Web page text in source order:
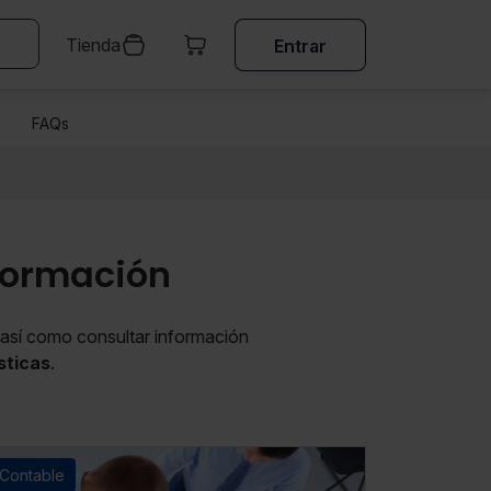
Tienda Entrar
FAQs
como consultar información
.
Contable